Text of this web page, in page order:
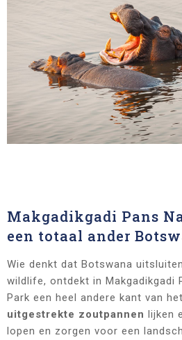
Makgadikgadi Pans
een totaal ander
Wie denkt dat Botswana
wildlife, ontdekt in Makgadikgadi
Park een heel andere kant van
uitgestrekte zoutpannen lijken
lopen en zorgen voor een